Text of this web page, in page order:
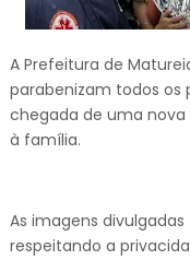
A Prefeitura de
parabenizam todos os
chegada de uma nova
à família.
As imagens
respeitando a